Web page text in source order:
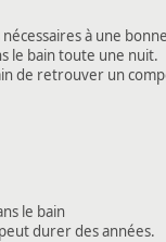
à une
le bain toute une nuit.
de retrouver un
le bain
durer des années.